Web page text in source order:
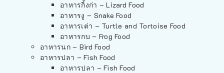
อาหารกิ้งก่า – Lizard Food
อาหารงู – Snake Food
อาหารเต่า – Turtle and Tortoise Food
อาหารกบ – Frog Food
อาหารนก – Bird Food
อาหารปลา – Fish Food
อาหารปลา – Fish Food